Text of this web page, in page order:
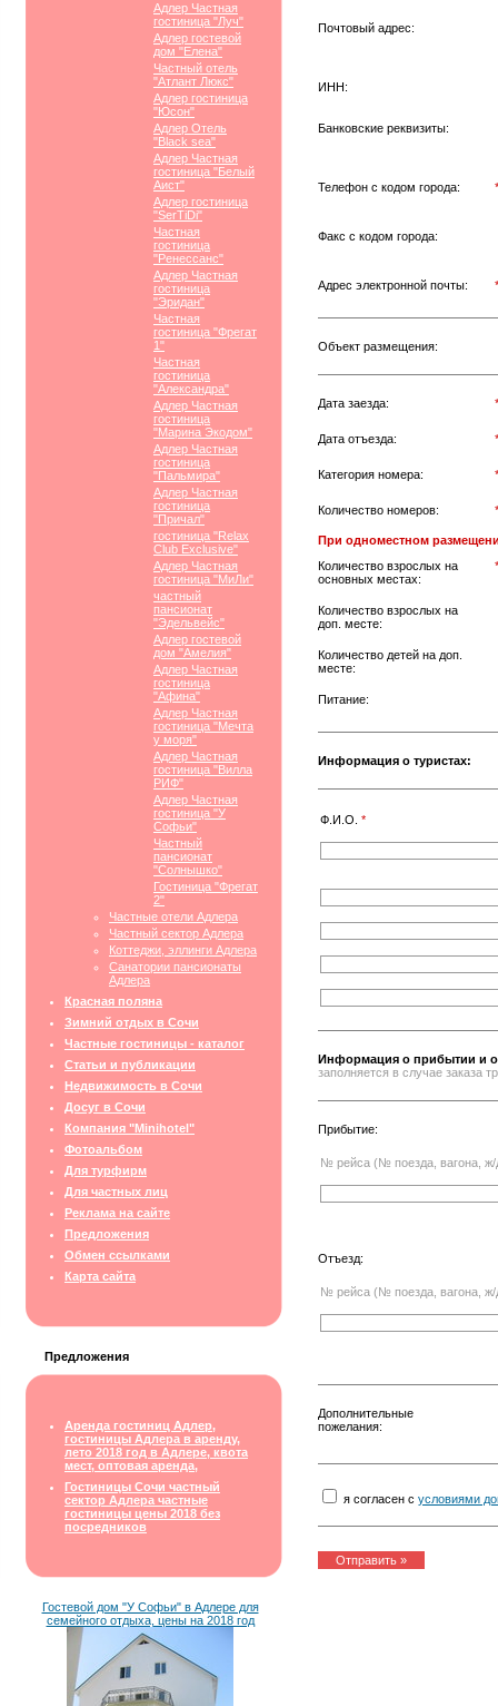
Адлер Частная
гостиница "Луч"
Адлер гостевой
дом "Елена"
Частный отель
"Атлант Люкс"
Адлер гостиница
"Юсон"
Адлер Отель
"Black sea"
Адлер Частная
гостиница "Белый
Аист"
Адлер гостиница
"SerTiDi"
Частная
гостиница
"Ренессанс"
Адлер Частная
гостиница
"Эридан"
Частная
гостиница "Фрегат
1"
Частная
гостиница
"Александра"
Адлер Частная
гостиница
"Марина Экодом"
Адлер Частная
гостиница
"Пальмира"
Адлер Частная
гостиница
"Причал"
гостиница "Relax
Club Exclusive"
Адлер Частная
гостиница "МиЛи"
частный
пансионат
"Эдельвейс"
Адлер гостевой
дом "Амелия"
Адлер Частная
гостиница
"Афина"
Адлер Частная
гостиница "Мечта
у моря"
Адлер Частная
гостиница "Вилла
РИФ"
Адлер Частная
гостиница "У
Софьи"
Частный
пансионат
"Солнышко"
Гостиница "Фрегат
2"
Частные отели Адлера
Частный сектор Адлера
Коттеджи, эллинги Адлера
Санатории пансионаты
Адлера
Красная поляна
Зимний отдых в Сочи
Частные гостиницы - каталог
Статьи и публикации
Недвижимость в Сочи
Досуг в Сочи
Компания "Minihotel"
Фотоальбом
Для турфирм
Для частных лиц
Реклама на сайте
Предложения
Обмен ссылками
Карта сайта
Предложения
Аренда гостиниц Адлер,
гостиницы Адлера в аренду,
лето 2018 год в Адлере, квота
мест, оптовая аренда,
Гостиницы Сочи частный
сектор Адлера частные
гостиницы цены 2018 без
посредников
Гостевой дом "У Софьи" в Адлере для
семейного отдыха, цены на 2018 год
Почтовый адрес:
ИНН:
Банковские реквизиты:
Телефон с кодом города: *
Факс с кодом города:
Адрес электронной почты: *
Объект размещения:
Дата заезда: *
Дата отъезда: *
Категория номера: *
Количество номеров: *
При одноместном
Количество взрослых на
основных местах:
*
Количество взрослых на
доп. месте:
Количество детей на доп.
месте:
Питание:
Информация о туристах:
Ф.И.О. *
Информация о прибытии и
заполняется в случае заказа
Прибытие:
№ рейса (№ поезда, вагона, ж/
Отъезд:
№ рейса (№ поезда, вагона, ж/
Дополнительные
пожелания:
я согласен с условиями